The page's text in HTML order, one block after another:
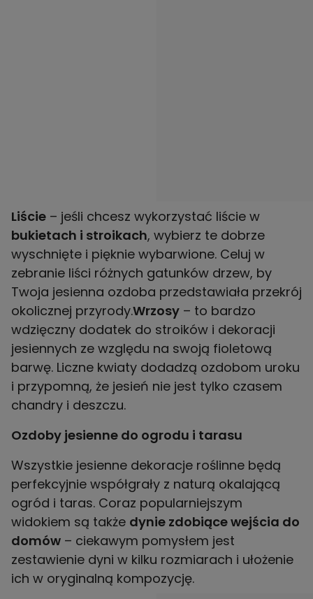
Liście – jeśli chcesz wykorzystać liście w
bukietach i stroikach, wybierz te dobrze
wyschnięte i pięknie wybarwione. Celuj w
zebranie liści różnych gatunków drzew, by
Twoja jesienna ozdoba przedstawiała przekrój
okolicznej przyrody.Wrzosy – to bardzo
wdzięczny dodatek do stroików i dekoracji
jesiennych ze względu na swoją fioletową
barwę. Liczne kwiaty dodadzą ozdobom uroku
i przypomną, że jesień nie jest tylko czasem
chandry i deszczu.
Ozdoby jesienne do ogrodu i tarasu
Wszystkie jesienne dekoracje roślinne będą
perfekcyjnie współgrały z naturą okalającą
ogród i taras. Coraz popularniejszym
widokiem są także dynie zdobiące wejścia do
domów – ciekawym pomysłem jest
zestawienie dyni w kilku rozmiarach i ułożenie
ich w oryginalną kompozycję.